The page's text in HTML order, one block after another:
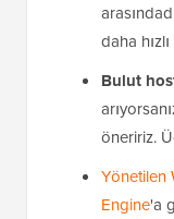
daha
Bulut
öneririz.
Yönetilen
Engine'a